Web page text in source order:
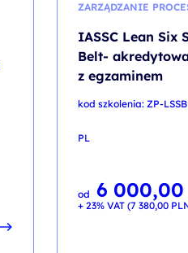
ZARZĄDZANIE
IASSC Lean Six
Belt-
z egzaminem
kod szkolenia: ZP-
PL
od 6 000,00
+ 23% VAT (7 380,00